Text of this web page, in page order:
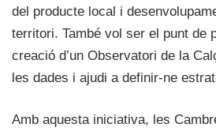
del producte local i
territori. També vol ser el punt de
creació d’un Observatori de la
les dades i ajudi a definir-ne
Amb aquesta iniciativa, les